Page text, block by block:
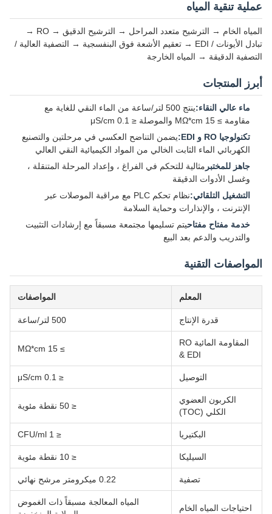
عملية تنقية المياه
المياه الخام → الترشيح متعدد المراحل → الترشيح الدقيق → RO →
تبادل الأيونات / EDI → تعقيم الأشعة فوق البنفسجية → التصفية العالية /
التصفية الدقيقة → المياه الخارجة
أبرز المنتجات
ماء عالي النقاء:
ينتج 500 لتر/ساعة من الماء النقي للغاية مع
مقاومة ≥ 15 MΩ*cm والموصلة ≤ 0.1 μS/cm
تكنولوجيا RO و EDI:
يضمن التناضح العكسي في مرحلتين والتصنيع
الكهربائي الماء الثابت الخالي من المواد الكيميائية النقي العالي
جاهز للمختبر مثالية للتحكم في الفراغ ، وإعداد المرحلة المتنقلة ،
وغسل الأدوات الدقيقة
التشغيل التلقائي:
نظام تحكم PLC مع مراقبة الموصلات عبر
الإنترنت ، والإنذارات وحماية السلامة
خدمة مفتاح مفتاحيتم تسليمها مجتمعة مسبقاً مع إرشادات التثبيت
والتدريب والدعم بعد البيع
المواصفات التقنية
المعلم المواصفات
قدرة الإنتاج 500 لتر/ساعة
المقاومة المائية RO
& EDI
≥ 15 MΩ*cm
التوصيل ≤ 0.1 μS/cm
الكربون العضوي
الكلي (TOC)
≤ 50 نقطة مئوية
البكتيريا ≤ 1 CFU/ml
السيليكا ≤ 10 نقطة مئوية
تصفية 0.22 ميكرومتر مرشح نهائي
احتياجات المياه الخام
المياه المعالجة مسبقاً ذات الغموض